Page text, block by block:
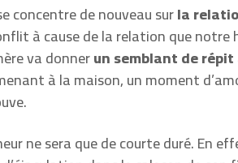
concentre de nouveau surla
à cause de la relation que notre
va donnerun semblant de répit
à la maison, un moment
ne sera que de courte duré. En